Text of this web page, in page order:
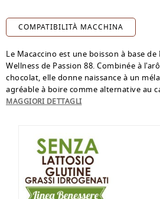
COMPATIBILITÀ MACCHINA
Le Macaccino est une boisson à base de
Wellness de Passion 88. Combinée à
chocolat, elle donne naissance à un
agréable à boire comme alternative au
compatibles avec toutes les machines
MAGGIORI DETTAGLI